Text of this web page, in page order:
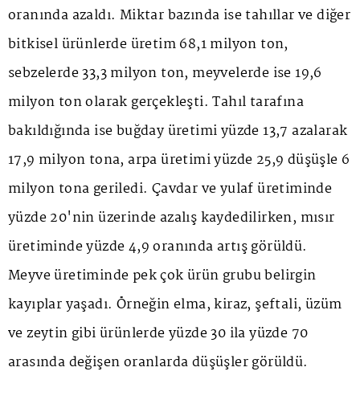
oranında azaldı. Miktar bazında ise tahıllar ve diğer
bitkisel ürünlerde üretim 68,1 milyon ton,
sebzelerde 33,3 milyon ton, meyvelerde ise 19,6
milyon ton olarak gerçekleşti. Tahıl tarafına
bakıldığında ise buğday üretimi yüzde 13,7 azalarak
17,9 milyon tona, arpa üretimi yüzde 25,9 düşüşle 6
milyon tona geriledi. Çavdar ve yulaf üretiminde
yüzde 20'nin üzerinde azalış kaydedilirken, mısır
üretiminde yüzde 4,9 oranında artış görüldü.
Meyve üretiminde pek çok ürün grubu belirgin
kayıplar yaşadı. Örneğin elma, kiraz, şeftali, üzüm
ve zeytin gibi ürünlerde yüzde 30 ila yüzde 70
arasında değişen oranlarda düşüşler görüldü.